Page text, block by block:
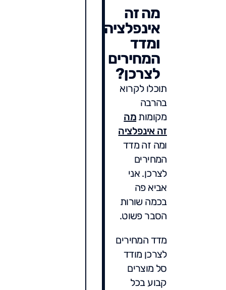
מה זה
אינפלציה
ומדד
המחירים
לצרכן?
תוכלו לקרוא
בהרבה
מקומות מה
זה אינפלציה
ומה זה מדד
המחירים
לצרכן. אני
אביא פה
בכמה שורות
הסבר פשוט.
מדד המחירים
לצרכן מודד
סל מוצרים
קבוע בכל